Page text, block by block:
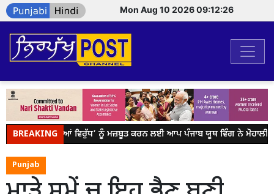
Mon Aug 10 2026 09:12:26
BREAKING
ਯੁੱਧ ਨਸ਼ਿਆਂ ਵਿਰੁੱਧ’ ਨੂੰ ਮਜ਼ਬੂਤ ਕਰਨ ਲਈ ਆਪ ਪੰਜਾਬ ਯੂਥ ਵਿੰਗ ਨੇ ਮੋਹਾਲੀ
Punjab